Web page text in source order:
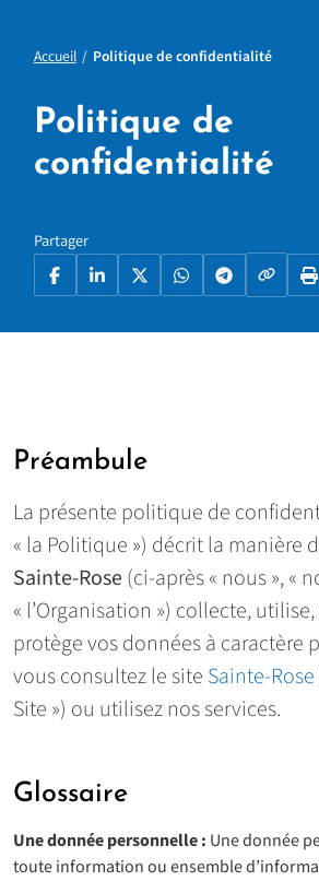
Accueil Politique de confidentialité
Politique de
confidentialité
Partager
FacebookLinkedIn
X WhatsAppTelegram
Préambule
La présente politique de
« la Politique ») décrit la manière
Sainte-Rose(ci-après « nous », «
« l’Organisation ») collecte,
protège vos données à caractère
vous consultez le site Sainte-Rose
Site ») ou utilisez nos services.
Glossaire
Une donnée personnelle : Une donnée
toute information ou ensemble